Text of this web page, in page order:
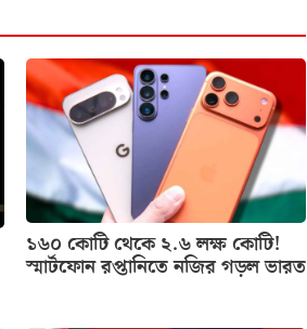
১৬০ কোটি থেকে ২.৬ লক্ষ কোটি!
স্মার্টফোন রপ্তানিতে নজির গড়ল ভারত